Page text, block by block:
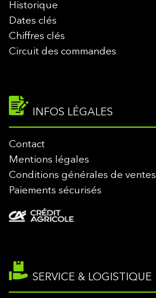
Historique
Dates clés
Chiffres clés
Circuit des commandes
INFOS LÉGALES
Contact
Mentions légales
Conditions générales de ventes
Paiements sécurisés
SERVICE & LOGISTIQUE